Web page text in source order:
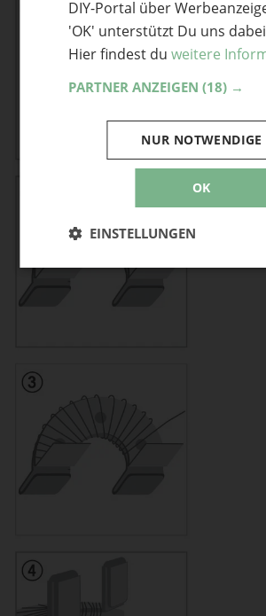
Click
DIY-Portal über
'OK' unterstützt Du uns
Hier findest du weitere
PARTNER ANZEIGEN (18) →
OK
NUR NOTWENDIGE
EINSTELLUNGEN